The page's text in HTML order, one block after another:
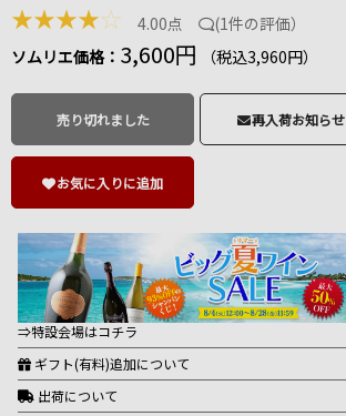
★★★★☆ 4.00点 (1件の評価）
ソムリエ価格： 3,600円 （税込3,960円）
売り切れました 再入荷お知らせ
お気に入りに追加
⇒特設会場はコチラ
ギフト(有料)追加について
出荷について